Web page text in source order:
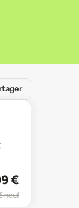
€
neuf